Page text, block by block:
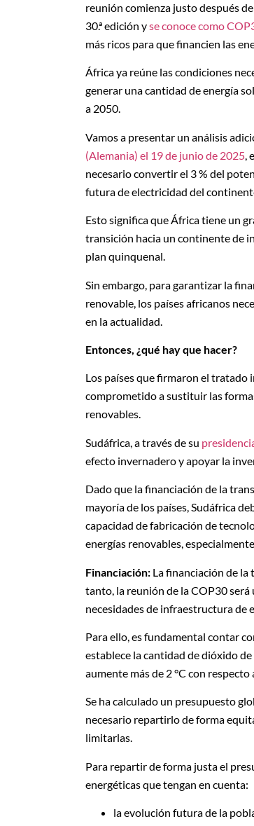
reunión comienza justo después
30.ª edición yse conoce como
más ricos para que financien las
África ya reúne las condiciones
generar una cantidad de energía
a 2050.
Vamos a presentar un análisis
(Alemania) el 19 de junio de 2025,
necesario convertir el 3 % del
futura de electricidad del
Esto significa que África tiene un
transición hacia un continente de
plan quinquenal.
Sin embargo, para garantizar la
renovable, los países africanos
en la actualidad.
Entonces, ¿qué hay que hacer?
Los países que firmaron el
comprometido a sustituir las
renovables.
Sudáfrica, a través de su
efecto invernadero y apoyar la
Dado que la financiación de la
mayoría de los países, Sudáfrica
capacidad de fabricación de
energías renovables,
Financiación: La financiación de la
tanto, la reunión de la COP30
necesidades de infraestructura de
Para ello, es fundamental contar
establece la cantidad de dióxido
aumente más de 2 °C con
Se ha calculado un presupuesto
necesario repartirlo de forma
limitarlas.
Para repartir de forma justa el
energéticas que tengan en cuenta:
la evolución futura de la